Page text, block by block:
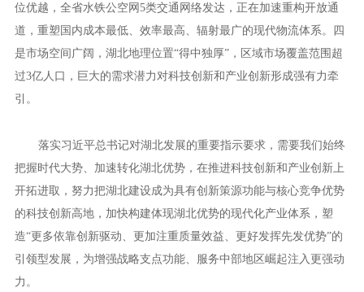
位优越，全省水铁公空网5类交通网络发达，正在加速重构开放通
道，重塑国内成本最低、效率最高、辐射最广的现代物流体系。四
是市场空间广阔，湖北地理位置“得中独厚”，区域市场覆盖范围超
过3亿人口，巨大的需求潜力对科技创新和产业创新形成强有力牵
引。
落实习近平总书记对湖北发展的重要指示要求，需要我们始终
把握时代大势、加速转化湖北优势，在推进科技创新和产业创新上
开拓进取，努力把湖北建设成为具有创新策源功能与核心竞争优势
的科技创新高地，加快构建体现湖北优势的现代化产业体系，塑
造“更多依靠创新驱动、更加注重质量效益、更好发挥先发优势”的
引领型发展，为增强战略支点功能、服务中部地区崛起注入更强动
力。